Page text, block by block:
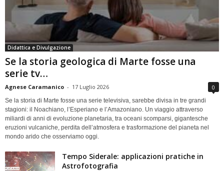
Didattica e Divulgazione
Se la storia geologica di Marte fosse una
serie tv…
Agnese Caramanico - 17 Luglio 2026 0
Se la storia di Marte fosse una serie televisiva, sarebbe divisa in tre grandi
stagioni: il Noachiano, l’Esperiano e l’Amazoniano. Un viaggio attraverso
miliardi di anni di evoluzione planetaria, tra oceani scomparsi, gigantesche
eruzioni vulcaniche, perdita dell’atmosfera e trasformazione del pianeta nel
mondo arido che osserviamo oggi.
Tempo Siderale: applicazioni pratiche in
Astrofotografia